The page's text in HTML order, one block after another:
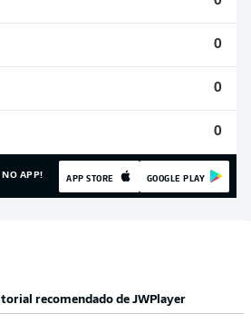
0
0
0
NO APP! APP STORE GOOGLE PLAY
recomendado de JWPlayer